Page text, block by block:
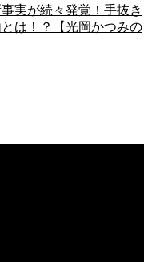
実が続々発覚！手抜き
は！？【光岡かつみの